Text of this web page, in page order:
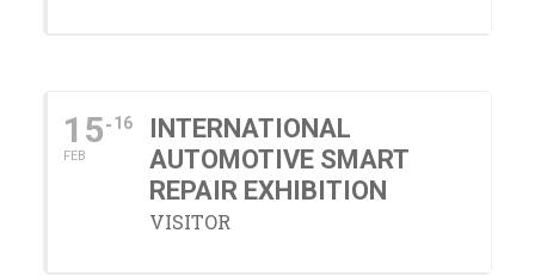
15
FEB
16
INTERNATIONAL
AUTOMOTIVE SMART
REPAIR EXHIBITION
VISITOR